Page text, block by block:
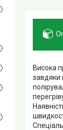
Висока
завдяки